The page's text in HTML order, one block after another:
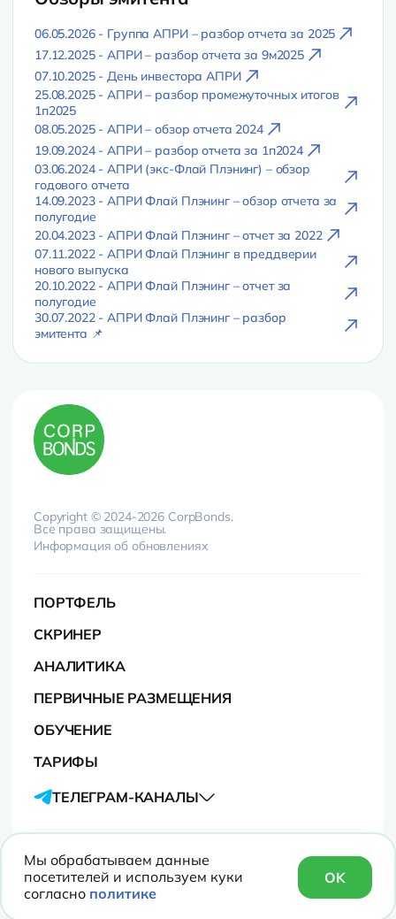
06.05.2026 - Группа АПРИ – разбор отчета за 2025
17.12.2025 - АПРИ – разбор отчета за 9м2025
07.10.2025 - День инвестора АПРИ
25.08.2025 - АПРИ – разбор промежуточных итогов
1п2025
08.05.2025 - АПРИ – обзор отчета 2024
19.09.2024 - АПРИ – разбор отчета за 1п2024
03.06.2024 - АПРИ (экс-Флай Плэнинг) – обзор
годового отчета
14.09.2023 - АПРИ Флай Плэнинг – обзор отчета за
полугодие
20.04.2023 - АПРИ Флай Плэнинг – отчет за 2022
07.11.2022 - АПРИ Флай Плэнинг в преддверии
нового выпуска
20.10.2022 - АПРИ Флай Плэнинг – отчет за
полугодие
30.07.2022 - АПРИ Флай Плэнинг – разбор
эмитента 📌
Copyright © 2024-2026 CorpBonds.
Все права защищены.
Информация об обновлениях
ПОРТФЕЛЬ
СКРИНЕР
АНАЛИТИКА
ПЕРВИЧНЫЕ РАЗМЕЩЕНИЯ
ОБУЧЕНИЕ
ТАРИФЫ
ТЕЛЕГРАМ-КАНАЛЫ
Контакты
Политика в отношении обработки
персональных данных сайта
Пользовательское соглашение
Мы обрабатываем данные
посетителей и используем куки
согласно политике
OK